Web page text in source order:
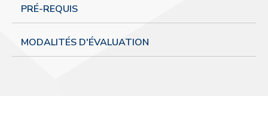
PRÉ-REQUIS
MODALITÉS D'ÉVALUATION